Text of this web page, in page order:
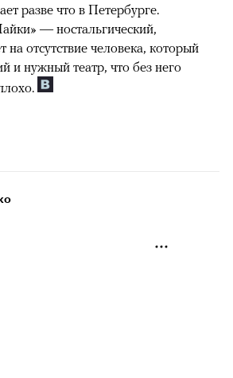
разве что в Петербурге.
— ностальгический,
отсутствие человека, который
и нужный театр, что без него